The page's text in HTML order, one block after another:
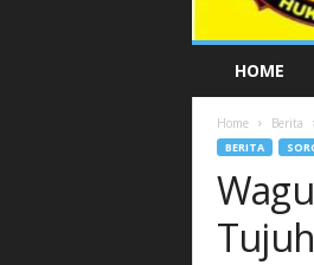
L
HOME
Home Berita
BERITA